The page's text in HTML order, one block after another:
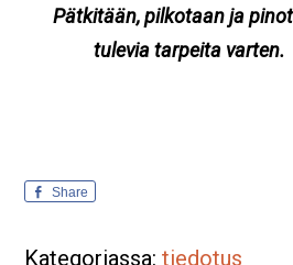
Pätkitään, pilkotaan ja
tulevia tarpeita varten.
Share
Kategoriassa:tiedotus